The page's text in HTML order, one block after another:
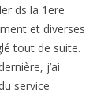
ds la 1ere
et diverses
tout de suite.
j’ai
service